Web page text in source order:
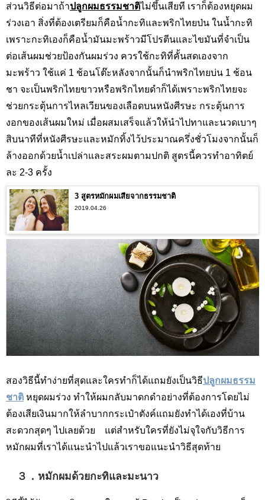
ส่วนวิธีต่อมาถ้าปลูกผมธรรมชาติไม่ขึ้นเสียที เราก็ต้องหยุดผม
ร่วงเอา สิ่งที่ต้องเตรียมก็คือน้ำกะทิและพริกไทยป่น ในน้ำกะทิ
เพราะกะทิเองก็คือน้ำมันมะพร้าวมีโปรตีนและไขมันที่จำเป็น
ต่อเส้นผมช่วยป้องกันผมร่วง ควรใช้กะทิที่คั้นสดเองจาก
มะพร้าว ใช้แค่ 1 ช้อนโต๊ะหลังจากนั้นก็นำพริกไทยบ่น 1 ช้อน
ชา จะเป็นพริกไทยขาวหรือพริกไทยดำก็ได้เพราะพริกไทยจะ
ช่วยกระตุ้นการไหลเวียนของเลือดบนหนังศีรษะ กระตุ้นการ
งอกของเส้นผมใหม่ เมื่อผสมเสร็จแล้วให้นำไปทาและนวดเบาๆ
สิบนาทีที่หนังศีรษะและหมักทิ้งไว้ประมาณครึ่งชั่วโมงจากนั้นก็
ล้างออกด้วยน้ำเปล่าและสระผมตามปกติ สูตรนี้ควรทำอาทิตย์
ละ 2-3 ครั้ง
3 สูตรหมักผมเสียจากธรรมชาติ
2019.04.26
สองวิธีนี้ทำง่ายที่สุดและใครทำก็ได้แถมยังเป็นวิธีปลูกผมธรรม
ชาติ หยุดผมร่วง ทำให้ผมกลับมาดกดำอย่างที่ต้องการโดยไม่
ต้องเสียเงินมากให้ลำบากกระเป๋าตังค์แถมยังทำได้เองที่บ้าน
สะดวกสุดๆ ไปเลยด้วย แต่สำหรับใครที่ยังไม่จุใจกับวิธีการ
หมักผมที่เราได้แนะนำไปแล้วเราขอแนะนำวิธีสุดท้าย
３．หมักผมด้วยกะทิและมะนาว